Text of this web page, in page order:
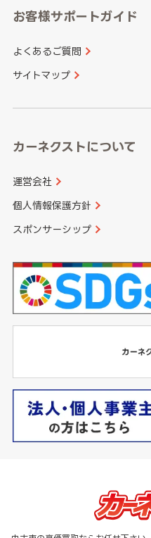
愛知県
和歌山県
山口県
香川県
長崎県
大分県
お客様サポートガイド
よくあるご質問
サイトマップ
カーネクストについて
運営会社
個人情報保護方針
スポンサーシップ